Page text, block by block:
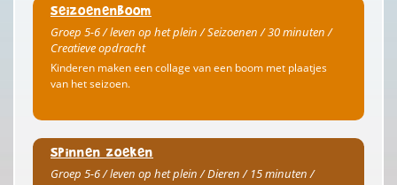
Seizoenenboom
Groep 5-6 / leven op het plein / Seizoenen / 30 minuten /
Creatieve opdracht
Kinderen maken een collage van een boom met plaatjes
van het seizoen.
Spinnen zoeken
Groep 5-6 / leven op het plein / Dieren / 15 minuten /